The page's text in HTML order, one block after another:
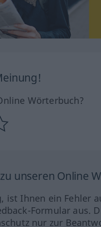
Wörterbuch?
unseren Online
ist Ihnen ein Fehler
Formular aus.
nur zur